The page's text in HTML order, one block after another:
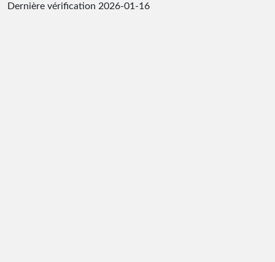
Dernière vérification 2026-01-16